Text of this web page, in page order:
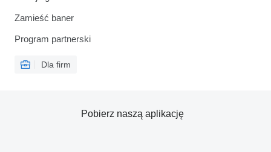
Zamieść baner
Program partnerski
Dla firm
Pobierz naszą aplikację